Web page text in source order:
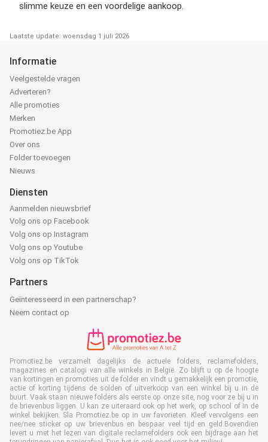
slimme keuze en een voordelige aankoop.
Laatste update: woensdag 1 juli 2026
Informatie
Veelgestelde vragen
Adverteren?
Alle promoties
Merken
Promotiez.be App
Over ons
Folder toevoegen
Nieuws
Diensten
Aanmelden nieuwsbrief
Volg ons op Facebook
Volg ons op Instagram
Volg ons op Youtube
Volg ons op TikTok
Partners
Geïnteresseerd in een partnerschap?
Neem contact op
Promotiez.be verzamelt dagelijks de actuele folders, reclamefolders,
magazines en catalogi van alle winkels in België. Zo blijft u op de hoogte
van kortingen en promoties uit de folder en vindt u gemakkelijk een promotie,
actie of korting tijdens de solden of uitverkoop van een winkel bij u in de
buurt. Vaak staan nieuwe folders als eerste op onze site, nog voor ze bij u in
de brievenbus liggen. U kan ze uiteraard ook op het werk, op school of in de
winkel bekijken. Sla Promotiez.be op in uw favorieten. Kleef vervolgens een
nee/nee sticker op uw brievenbus en bespaar veel tijd en geld.Bovendien
levert u met het lezen van digitale reclamefolders ook een bijdrage aan het